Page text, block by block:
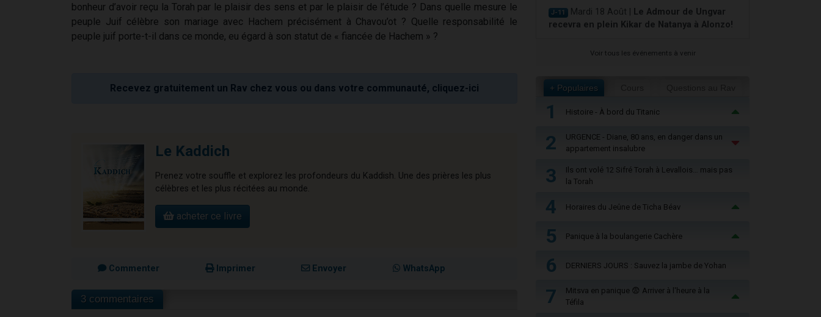
bonheur d’avoir reçu la Torah par le plaisir des sens et par le plaisir de l’étude ? Dans quelle mesure le
peuple Juif célèbre son mariage avec Hachem précisément à Chavou’ot ? Quelle responsabilité le
peuple juif porte-t-il dans ce monde, eu égard à son statut de « fiancée de Hachem » ?
Recevez gratuitement un Rav chez vous ou dans votre communauté, cliquez-ici
Le Kaddich
Prenez votre souffle et explorez les profondeurs du Kaddish. Une des prières les plus
célèbres et les plus récitées au monde.
acheter ce livre
Commenter Imprimer Envoyer WhatsApp
3 commentaires
J-11 Mardi 18 Août |
Le Admour de Ungvar
recevra en plein Kikar de Natanya à Alonzo!
Voir tous les événements à venir
+ Populaires
1 Histoire - À bord du Titanic
2
URGENCE - Diane, 80 ans, en danger dans un
appartement insalubre
3
Ils ont volé 12 Sifré Torah à Levallois… mais pas
la Torah
4 Horaires du Jeûne de Ticha Béav
5 Panique à la boulangerie Cachère
6 DERNIERS JOURS : Sauvez la jambe de Yohan
7
Mitsva en panique 😨 Arriver à l'heure à la
Téfila